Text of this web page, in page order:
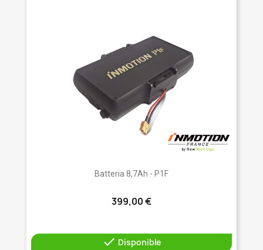
Batteria 8,7Ah - P1F
399,00 €
 Disponible